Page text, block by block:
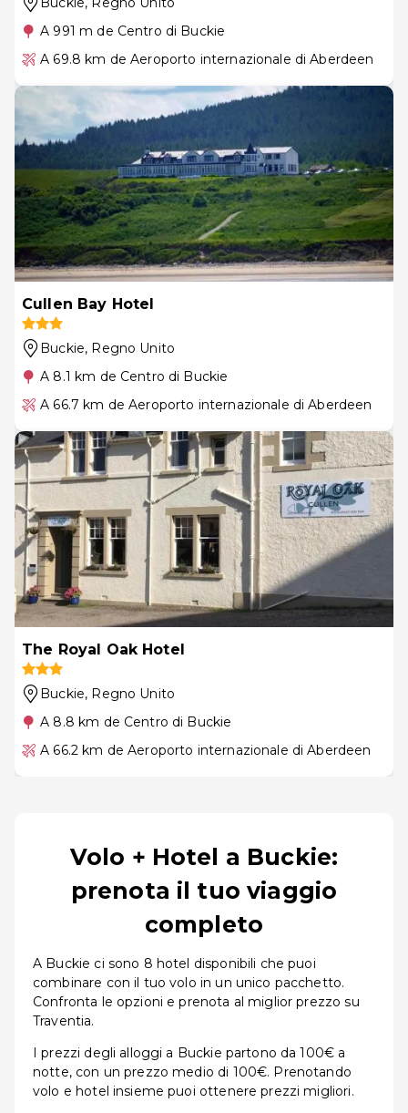
A 991 m de Centro di Buckie
A 69.8 km de Aeroporto internazionale di Aberdeen
Cullen Bay Hotel
Buckie, Regno Unito
A 8.1 km de Centro di Buckie
A 66.7 km de Aeroporto internazionale di Aberdeen
The Royal Oak Hotel
Buckie, Regno Unito
A 8.8 km de Centro di Buckie
A 66.2 km de Aeroporto internazionale di Aberdeen
Volo + Hotel a Buckie:
prenota il tuo viaggio
completo
A Buckie ci sono 8 hotel disponibili che puoi
combinare con il tuo volo in un unico pacchetto.
Confronta le opzioni e prenota al miglior prezzo su
Traventia.
I prezzi degli alloggi a Buckie partono da 100€ a
notte, con un prezzo medio di 100€. Prenotando
volo e hotel insieme puoi ottenere prezzi migliori.